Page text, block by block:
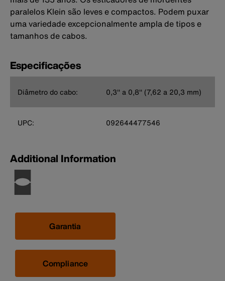
paralelos Klein são leves e compactos. Podem puxar
uma variedade excepcionalmente ampla de tipos e
tamanhos de cabos.
Especificações
Diâmetro do cabo: 0,3'' a 0,8'' (7,62 a 20,3 mm)
UPC: 092644477546
Additional Information
Garantia
Compliance